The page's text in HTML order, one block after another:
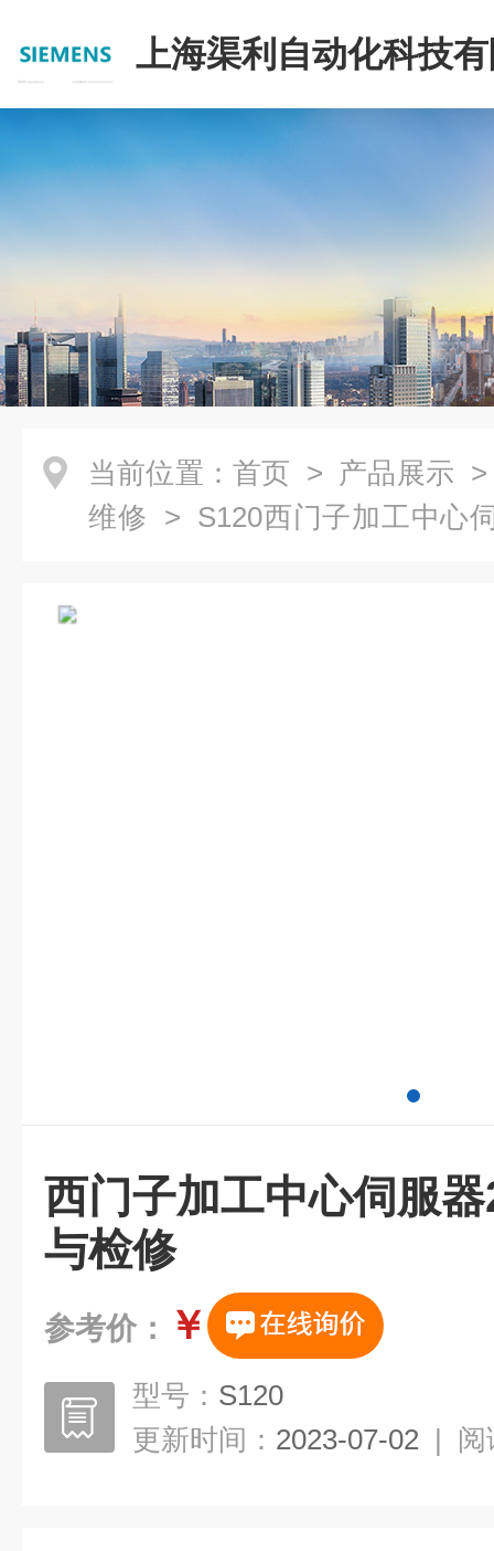
上海渠利自动化科技
当前位置： 首页 > 产品展示
维修 > S120西门子加工中心
西门子加工中心伺服
与检修
参考价： ￥
型号： S120
更新时间： 2023-07-02 | 阅